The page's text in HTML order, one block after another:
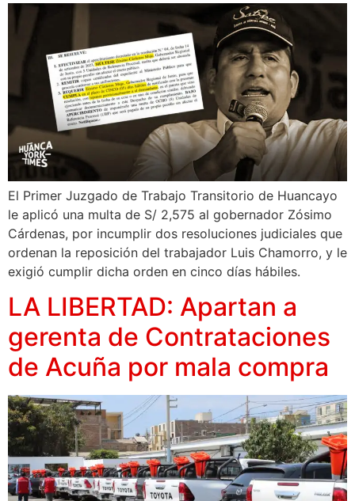
El Primer Juzgado de Trabajo Transitorio de Huancayo
le aplicó una multa de S/ 2,575 al gobernador Zósimo
Cárdenas, por incumplir dos resoluciones judiciales que
ordenan la reposición del trabajador Luis Chamorro, y le
exigió cumplir dicha orden en cinco días hábiles.
LA LIBERTAD: Apartan a
gerenta de Contrataciones
de Acuña por mala compra